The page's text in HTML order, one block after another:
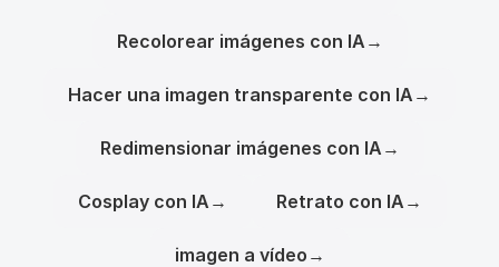
Recolorear imágenes con IA →
Hacer una imagen transparente con IA →
Redimensionar imágenes con IA →
Cosplay con IA → Retrato con IA →
imagen a vídeo →